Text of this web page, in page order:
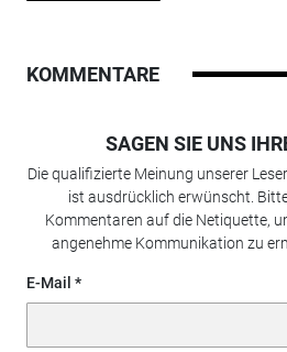
KOMMENTARE
SAGEN SIE UNS
Die qualifizierte Meinung unserer
ist ausdrücklich erwünscht.
Kommentaren auf die Netiquette,
angenehme Kommunikation zu
E-Mail